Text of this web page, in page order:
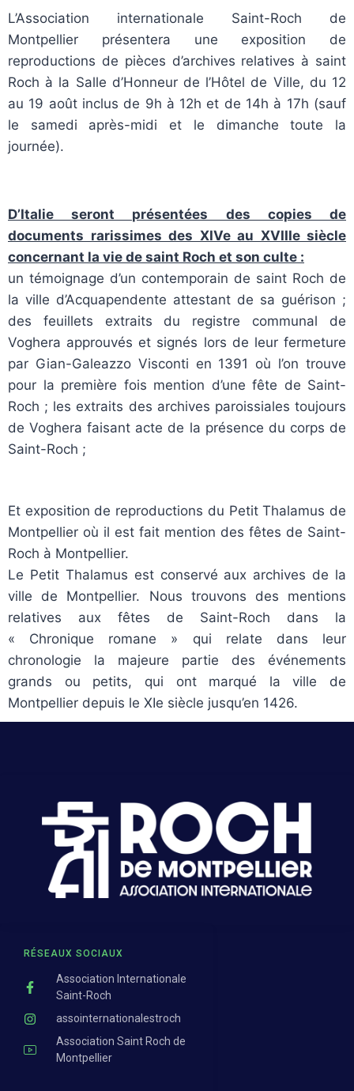
L’Association internationale Saint-Roch de
Montpellier présentera une exposition de
reproductions de pièces d’archives relatives à saint
Roch à la Salle d’Honneur de l’Hôtel de Ville, du 12
au 19 août inclus de 9h à 12h et de 14h à 17h (sauf
le samedi après-midi et le dimanche toute la
journée).
D’Italie seront présentées des copies de
documents rarissimes des XIVe au XVIIIe siècle
concernant la vie de saint Roch et son culte :
un témoignage d’un contemporain de saint Roch de
la ville d’Acquapendente attestant de sa guérison ;
des feuillets extraits du registre communal de
Voghera approuvés et signés lors de leur fermeture
par Gian-Galeazzo Visconti en 1391 où l’on trouve
pour la première fois mention d’une fête de Saint-
Roch ; les extraits des archives paroissiales toujours
de Voghera faisant acte de la présence du corps de
Saint-Roch ;
Et exposition de reproductions du Petit Thalamus de
Montpellier où il est fait mention des fêtes de Saint-
Roch à Montpellier.
Le Petit Thalamus est conservé aux archives de la
ville de Montpellier. Nous trouvons des mentions
relatives aux fêtes de Saint-Roch dans la
« Chronique romane » qui relate dans leur
chronologie la majeure partie des événements
grands ou petits, qui ont marqué la ville de
Montpellier depuis le XIe siècle jusqu’en 1426.
RÉSEAUX SOCIAUX
Association Internationale
Saint-Roch
assointernationalestroch
Association Saint Roch de
Montpellier